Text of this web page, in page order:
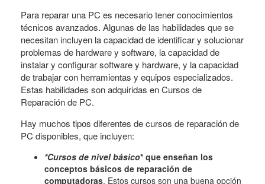
Para reparar una PC es necesario tener conocimientos
técnicos avanzados. Algunas de las habilidades que se
necesitan incluyen la capacidad de identificar y solucionar
problemas de hardware y software, la capacidad de
instalar y configurar software y hardware, y la capacidad
de trabajar con herramientas y equipos especializados.
Estas habilidades son adquiridas en Cursos de
Reparación de PC.
Hay muchos tipos diferentes de cursos de reparación de
PC disponibles, que incluyen:
*Cursos de nivel básico* que enseñan los
conceptos básicos de reparación de
computadoras. Estos cursos son una buena opción